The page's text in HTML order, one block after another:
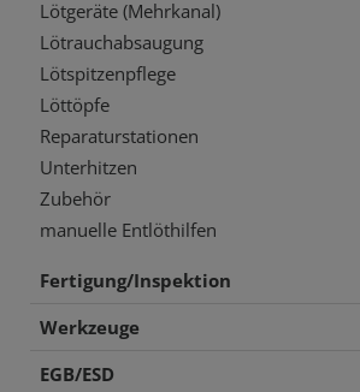
Lötgeräte (Mehrkanal)
Lötrauchabsaugung
Lötspitzenpflege
Löttöpfe
Reparaturstationen
Unterhitzen
Zubehör
manuelle Entlöthilfen
Fertigung/Inspektion
Werkzeuge
EGB/ESD